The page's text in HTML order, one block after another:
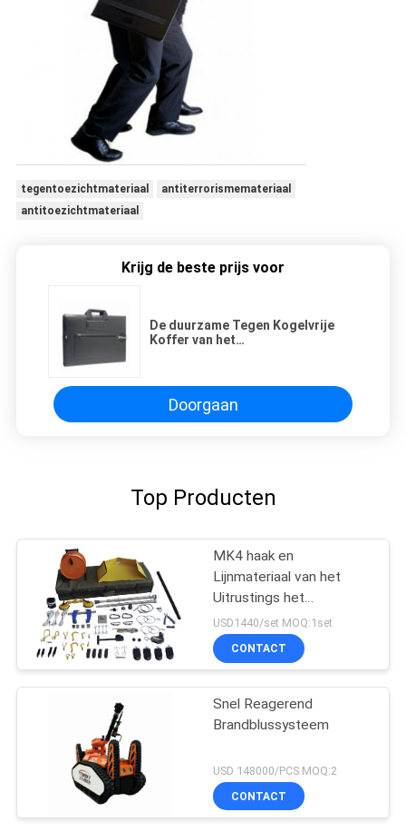
tegentoezichtmateriaal
antiterrorismemateriaal
antitoezichtmateriaal
Krijg de beste prijs voor
De duurzame Tegen Kogelvrije
Koffer van het
Doorgaan
Top Producten
MK4 haak en
Lijnmateriaal van het
Uitrustings het
Tegenterrorisme voor
Handvat Verdacht
Explosief
USD1440/set MOQ:1set
CONTACT
Snel Reagerend
Brandblussysteem
USD 148000/PCS MOQ:2
CONTACT